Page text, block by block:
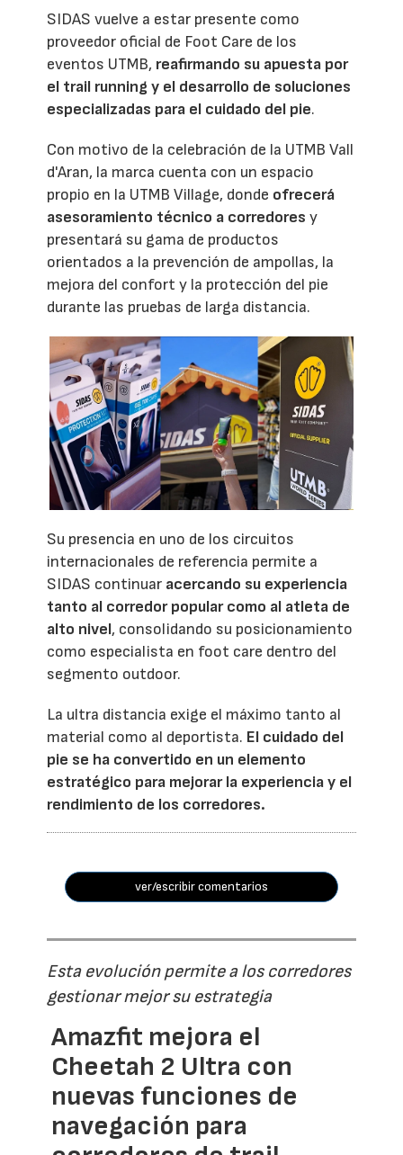
SIDAS vuelve a estar presente como
proveedor oficial de Foot Care de los
eventos UTMB, reafirmando su apuesta por
el trail running y el desarrollo de soluciones
especializadas para el cuidado del pie.
Con motivo de la celebración de la UTMB Vall
d'Aran, la marca cuenta con un espacio
propio en la UTMB Village, donde ofrecerá
asesoramiento técnico a corredores y
presentará su gama de productos
orientados a la prevención de ampollas, la
mejora del confort y la protección del pie
durante las pruebas de larga distancia.
Su presencia en uno de los circuitos
internacionales de referencia permite a
SIDAS continuar acercando su experiencia
tanto al corredor popular como al atleta de
alto nivel, consolidando su posicionamiento
como especialista en foot care dentro del
segmento outdoor.
La ultra distancia exige el máximo tanto al
material como al deportista. El cuidado del
pie se ha convertido en un elemento
estratégico para mejorar la experiencia y el
rendimiento de los corredores.
ver/escribir comentarios
Esta evolución permite a los corredores
gestionar mejor su estrategia
Amazfit mejora el
Cheetah 2 Ultra con
nuevas funciones de
navegación para